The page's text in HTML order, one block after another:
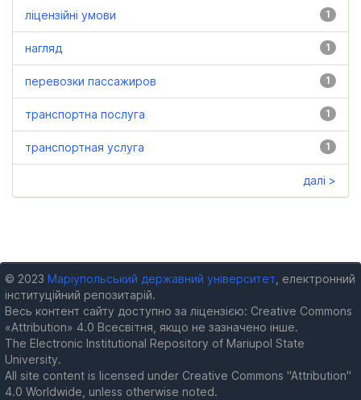
1
ліцензійні умови
1
нагляд
1
перевозки пассажиров
1
транспортна послуга
1
транспортная услуга
далі >
© 2023 Маріупольський державний університет , електронний
інституційний репозитарій.
Весь контент сайту доступно за ліцензією: Creative Commons
«Attribution» 4.0 Всесвітня, якщо не зазначено інше.
The Electronic Institutional Repository of Mariupol State
University.
All site content is licensed under Creative Commons "Attribution"
4.0 Worldwide, unless otherwise noted.